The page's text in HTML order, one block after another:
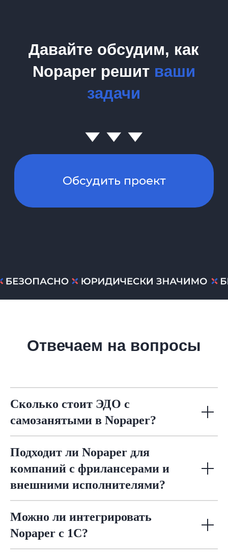
Сколько стоит ЭДО с
самозанятыми в Nopaper?
Подходит ли Nopaper для
компаний с фрилансерами и
внешними исполнителями?
Можно ли интегрировать
Nopaper с 1С?